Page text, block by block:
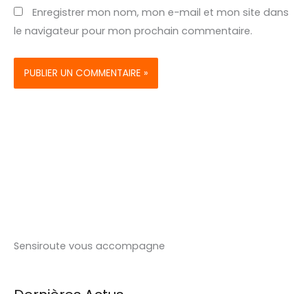
Enregistrer mon nom, mon e-mail et mon site dans
le navigateur pour mon prochain commentaire.
Sensiroute vous accompagne